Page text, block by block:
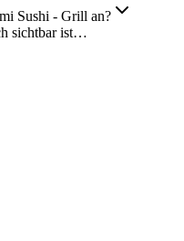
Sushi - Grill an?
sichtbar ist…